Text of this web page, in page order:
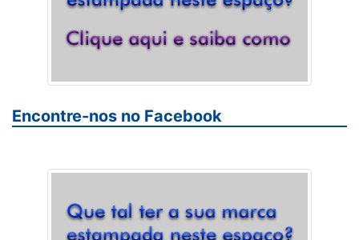
Encontre-nos no Facebook